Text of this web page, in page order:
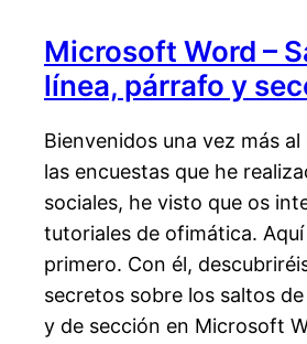
Microsoft Word –
línea, párrafo y
Bienvenidos una vez más al
las encuestas que he
sociales, he visto que os
tutoriales de ofimática. Aquí
primero. Con él,
secretos sobre los saltos
y de sección en Microsoft